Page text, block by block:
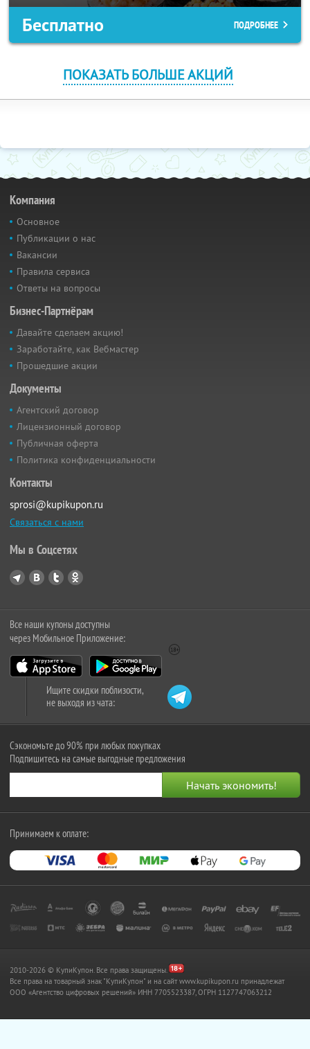
Бесплатно ПОДРОБНЕЕ
ПОКАЗАТЬ БОЛЬШЕ АКЦИЙ
Компания
Основное
Публикации о нас
Вакансии
Правила сервиса
Ответы на вопросы
Бизнес-Партнёрам
Давайте сделаем акцию!
Заработайте, как Вебмастер
Прошедшие акции
Документы
Агентский договор
Лицензионный договор
Публичная оферта
Политика конфиденциальности
Контакты
sprosi@kupikupon.ru
Связаться с нами
Мы в Соцсетях
Все наши купоны доступны
через Мобильное Приложение:
Ищите скидки поблизости,
не выходя из чата:
Сэкономьте до 90% при любых покупках
Подпишитесь на самые выгодные предложения
Принимаем к оплате:
2010-2026 © КупиКупон. Все права защищены.
Все права на товарный знак "КупиКупон" и на сайт www.kupikupon.ru принадлежат
OOO «Агентство цифровых решений» ИНН 7705523387, ОГРН 1127747063212